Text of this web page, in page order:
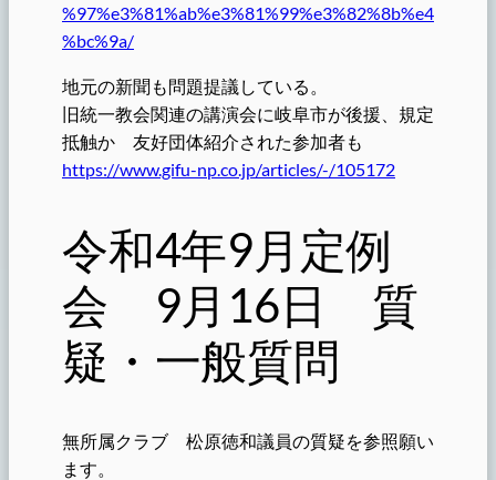
%97%e3%81%ab%e3%81%99%e3%82%8b%e4
%bc%9a/
地元の新聞も問題提議している。
旧統一教会関連の講演会に岐阜市が後援、規定
抵触か 友好団体紹介された参加者も
https://www.gifu-np.co.jp/articles/-/105172
令和4年9月定例
会 9月16日 質
疑・一般質問
無所属クラブ 松原徳和議員の質疑を参照願い
ます。